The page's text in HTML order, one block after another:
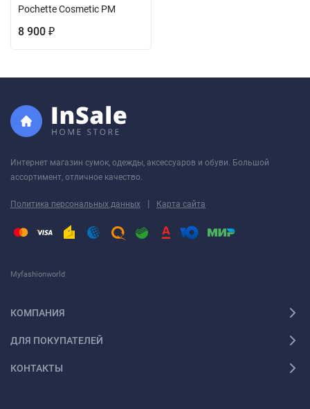
Pochette Cosmetic PM
8 900 ₽
Интернет магазин сумок, одежды, аксессуаров и обуви. Большой
ассортимент, отличное качество.
Политика персональных данных | Карта сайта
Myfashionworld
КОМПАНИЯ
ДЛЯ ПОКУПАТЕЛЕЙ
КОНТАКТЫ